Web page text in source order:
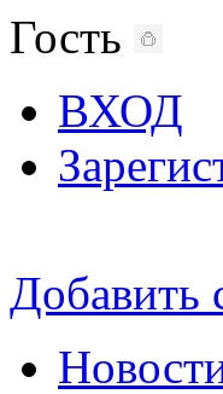
Гость
ВХОД
Добавить